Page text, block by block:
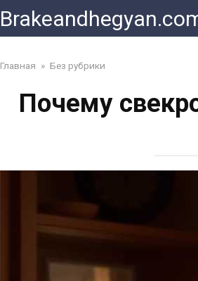
Главная » Без рубрики
Почему